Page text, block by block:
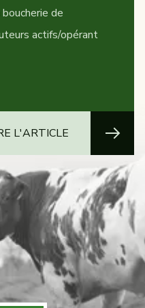
de
actifs/opérant
L'ARTICLE